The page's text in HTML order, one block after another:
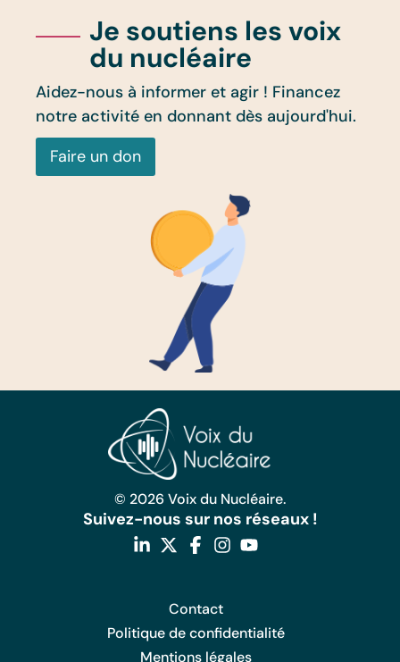
Je soutiens les voix
du nucléaire
Aidez-nous à informer et agir ! Financez
notre activité en donnant dès aujourd'hui.
Faire un don
© 2026 Voix du Nucléaire.
Suivez-nous sur nos réseaux !
Contact
Politique de confidentialité
Mentions légales